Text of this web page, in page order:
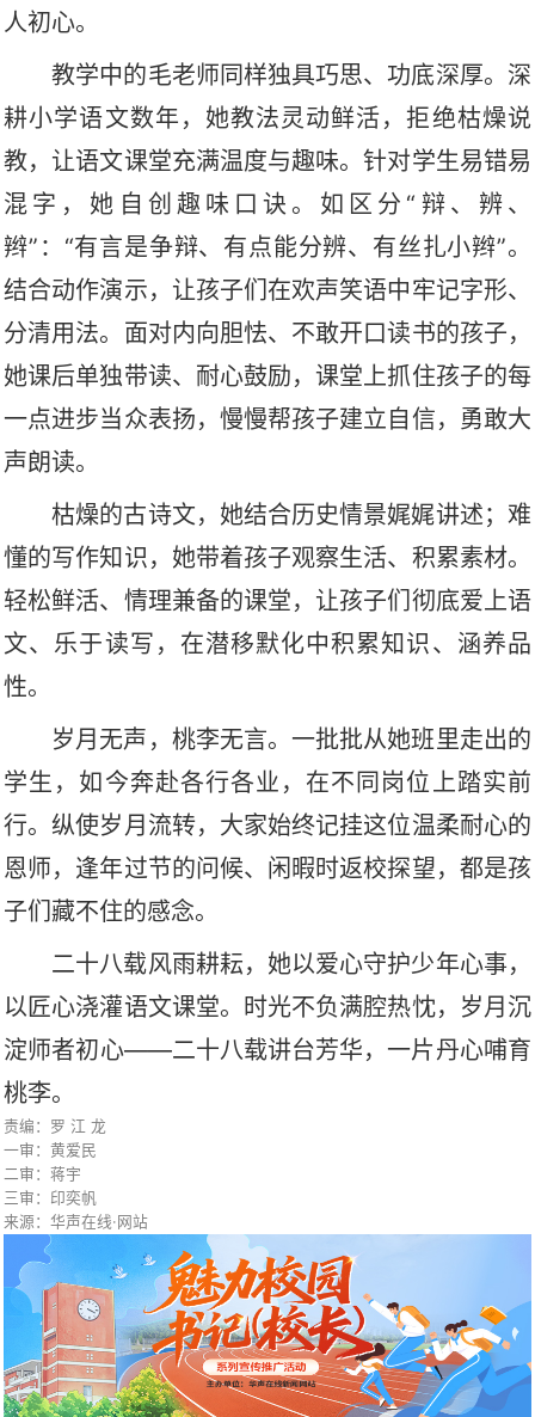
人初心。
教学中的毛老师同样独具巧思、功底深厚。深
耕小学语文数年，她教法灵动鲜活，拒绝枯燥说
教，让语文课堂充满温度与趣味。针对学生易错易
混字，她自创趣味口诀。如区分 “辩、辨、
辫”：“有言是争辩、有点能分辨、有丝扎小辫”。
结合动作演示，让孩子们在欢声笑语中牢记字形、
分清用法。面对内向胆怯、不敢开口读书的孩子，
她课后单独带读、耐心鼓励，课堂上抓住孩子的每
一点进步当众表扬，慢慢帮孩子建立自信，勇敢大
声朗读。
枯燥的古诗文，她结合历史情景娓娓讲述；难
懂的写作知识，她带着孩子观察生活、积累素材。
轻松鲜活、情理兼备的课堂，让孩子们彻底爱上语
文、乐于读写，在潜移默化中积累知识、涵养品
性。
岁月无声，桃李无言。一批批从她班里走出的
学生，如今奔赴各行各业，在不同岗位上踏实前
行。纵使岁月流转，大家始终记挂这位温柔耐心的
恩师，逢年过节的问候、闲暇时返校探望，都是孩
子们藏不住的感念。
二十八载风雨耕耘，她以爱心守护少年心事，
以匠心浇灌语文课堂。时光不负满腔热忱，岁月沉
淀师者初心——二十八载讲台芳华，一片丹心哺育
桃李。
责编：罗 江 龙
一审：黄爱民
二审：蒋宇
三审：印奕帆
来源：华声在线·网站